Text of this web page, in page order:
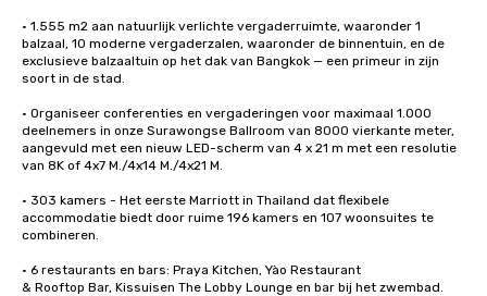
• 1.555 m2 aan natuurlijk verlichte vergaderruimte, waaronder 1
balzaal, 10 moderne vergaderzalen, waaronder de binnentuin, en de
exclusieve balzaaltuin op het dak van Bangkok — een primeur in zijn
soort in de stad.
• Organiseer conferenties en vergaderingen voor maximaal 1.000
deelnemers in onze Surawongse Ballroom van 8000 vierkante meter,
aangevuld met een nieuw LED-scherm van 4 x 21 m met een resolutie
van 8K of 4x7 M./4x14 M./4x21 M.
• 303 kamers - Het eerste Marriott in Thailand dat flexibele
accommodatie biedt door ruime 196 kamers en 107 woonsuites te
combineren.
• 6 restaurants en bars: Praya Kitchen, Yào Restaurant
& Rooftop Bar, Kissuisen The Lobby Lounge en bar bij het zwembad.